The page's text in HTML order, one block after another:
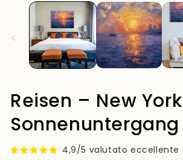
Reisen – New
Sonnenuntergang
4,9/5 valutato eccellente